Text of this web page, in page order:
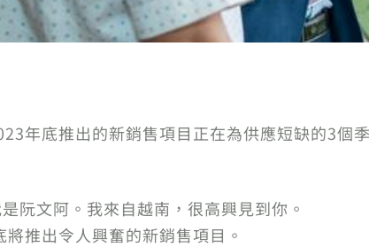
年底推出的新銷售項目正在為供應短缺的3個
阮文阿。我來自越南，很高興見到你。
將推出令人興奮的新銷售項目。